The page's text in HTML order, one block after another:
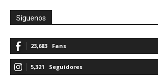
Síguenos
23,683 Fans
5,321 Seguidores